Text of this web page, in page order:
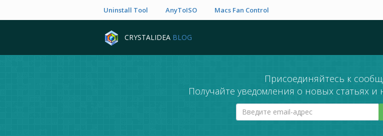
Uninstall Tool AnyToISO Macs Fan Control
CRYSTALIDEA BLOG
Присоединяйтесь к
Получайте уведомления о новых статьях и